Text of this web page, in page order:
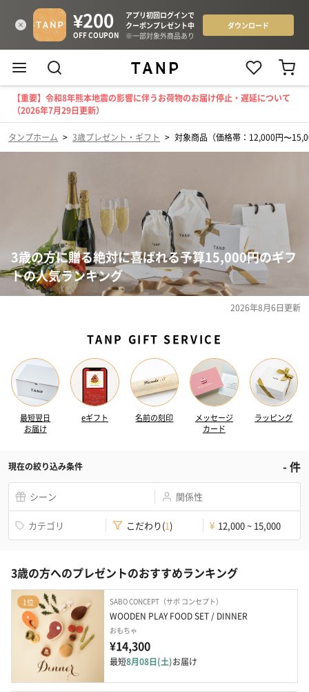
【重要】令和8年熊本地震の影響に伴うお荷物のお届け停止・遅延について
（2026年7月29日更新）
タンプホーム > 3歳プレゼント・ギフト > 対象商品（価格帯：12,000円〜
3歳の方に贈る絶対に喜ばれる予算15,000円のギフ
トの人気ランキング
2026年8月6日更新
TANP GIFT SERVICE
最短翌日
お届け
eギフト 名前の刻印
メッセージ
カード
ラッピング
現在の絞り込み条件 -件
シーン 関係性
カテゴリ こだわり(1) ¥ 12,000 ~ 15,000
3歳の方へのプレゼントのおすすめランキング
1位 SABO CONCEPT（サボ コンセプト）
WOODEN PLAY FOOD SET / DINNER
おもちゃ
¥14,300
最短8月08日(土)お届け